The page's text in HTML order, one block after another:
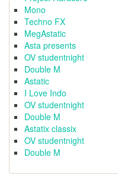
Mono
Techno FX
MegAstatic
Asta presents
OV studentnight
Double M
Astatic
I Love Indo
OV studentnight
Double M
Astatix classix
OV studentnight
Double M